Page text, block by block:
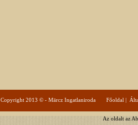
Copyright 2013 © - Märcz Ingatlaniroda Főoldal |
Az oldalt az